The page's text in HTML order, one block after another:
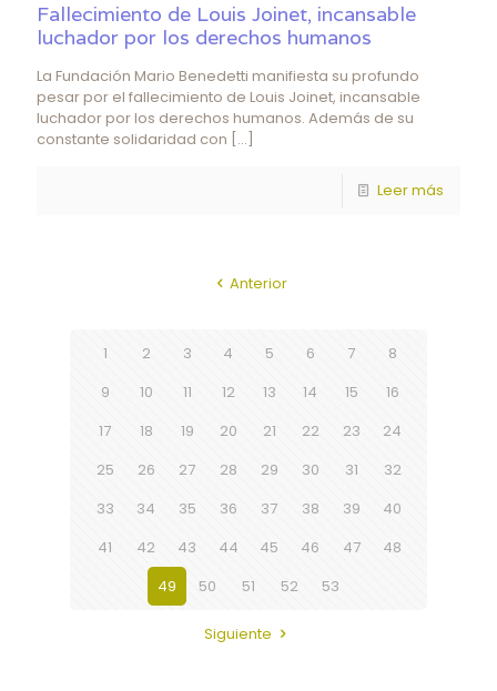
Fallecimiento de Louis Joinet, incansable
luchador por los derechos humanos
La Fundación Mario Benedetti manifiesta su profundo
pesar por el fallecimiento de Louis Joinet, incansable
luchador por los derechos humanos. Además de su
constante solidaridad con […]
Leer más
Anterior
1 2 3 4 5 6 7
8
9
10 11 12 13 14 15
16
17
18 19 20 21 22 23
24
25
26 27 28 29 30 31
32
33
34 35 36 37 38 39
40
41
42 43 44 45 46 47
48
49
50 51 52 53
Siguiente